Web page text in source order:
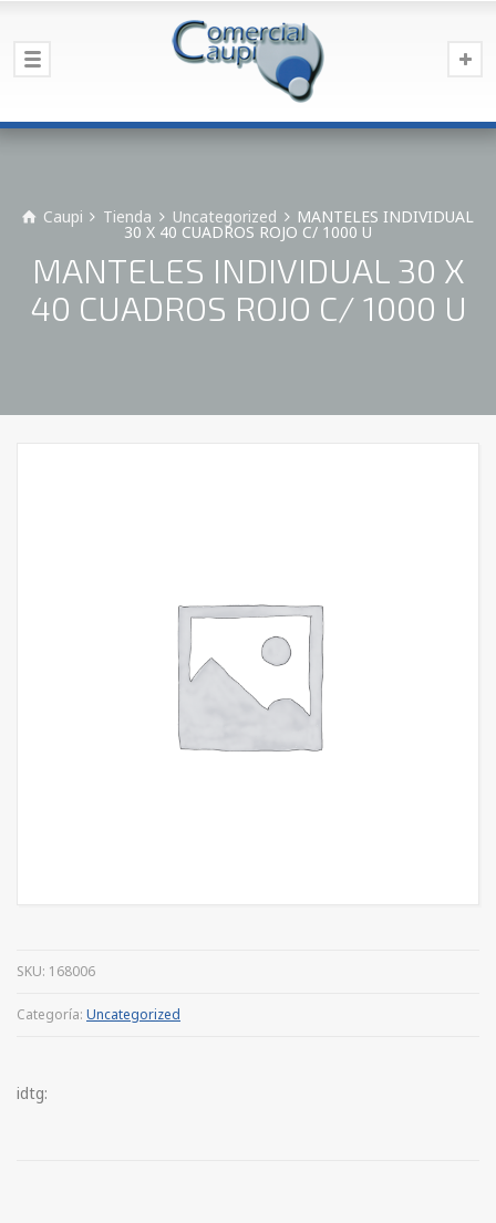
Caupi Tienda Uncategorized MANTELES INDIVIDUAL
30 X 40 CUADROS ROJO C/ 1000 U
MANTELES INDIVIDUAL 30 X
40 CUADROS ROJO C/ 1000 U
SKU: 168006
Categoría: Uncategorized
idtg: